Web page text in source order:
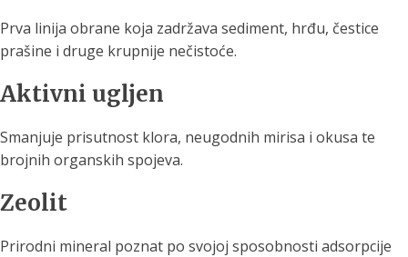
Prva linija obrane koja zadržava sediment, hrđu, čestice
prašine i druge krupnije nečistoće.
Aktivni ugljen
Smanjuje prisutnost klora, neugodnih mirisa i okusa te
brojnih organskih spojeva.
Zeolit
Prirodni mineral poznat po svojoj sposobnosti adsorpcije